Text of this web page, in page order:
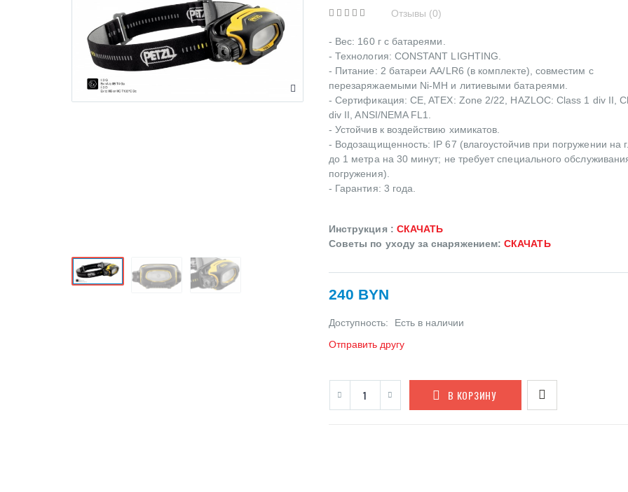
Отзывы (0)
- Вес: 160 г с батареями.
- Технология: CONSTANT LIGHTING.
- Питание: 2 батареи AA/LR6 (в комплекте), совместим с
перезаряжаемыми Ni-MH и литиевыми батареями.
- Сертификация: CE, ATEX: Zone 2/22, HAZLOC: Class 1 div II,
div II, ANSI/NEMA FL1.
- Устойчив к воздействию химикатов.
- Водозащищенность: IP 67 (влагоустойчив при погружении на
до 1 метра на 30 минут; не требует специального
погружения).
- Гарантия: 3 года.
Инструкция : СКАЧАТЬ
Советы по уходу за снаряжением:СКАЧАТЬ
240 BYN
Доступность:
Есть в наличии
Отправить другу
В КОРЗИНУ